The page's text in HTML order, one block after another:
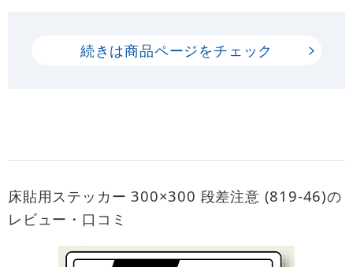
続きは商品ページをチェック
床貼用ステッカー 300×300 段差注意 (819-46)の
レビュー・口コミ